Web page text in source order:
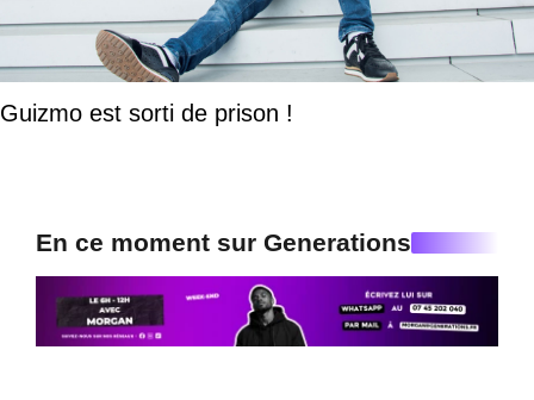
Guizmo est sorti de prison !
En ce moment sur Generations